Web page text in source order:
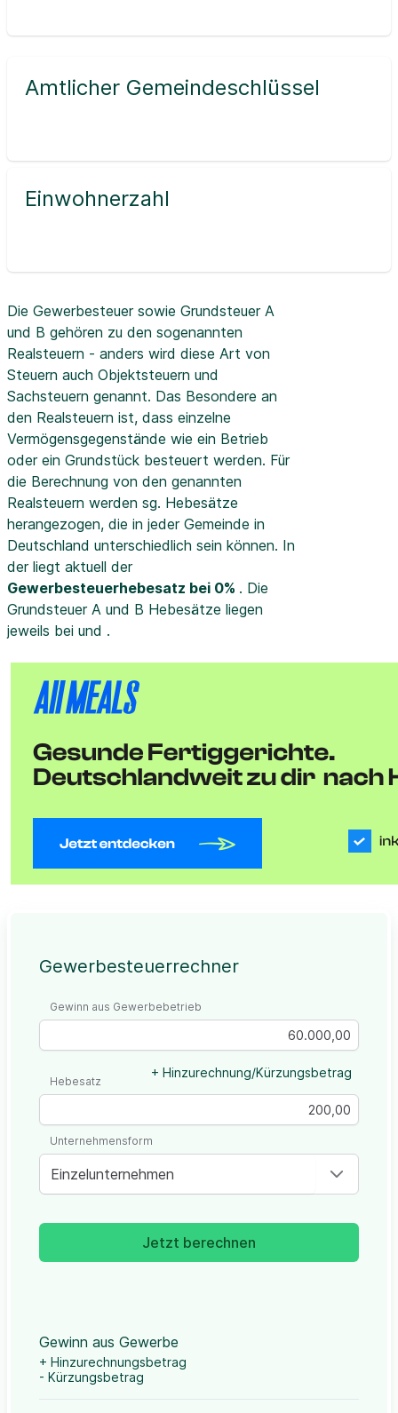
Amtlicher Gemeindeschlüssel
Einwohnerzahl
Die Gewerbesteuer sowie Grundsteuer A
und B gehören zu den sogenannten
Realsteuern - anders wird diese Art von
Steuern auch Objektsteuern und
Sachsteuern genannt. Das Besondere an
den Realsteuern ist, dass einzelne
Vermögensgegenstände wie ein Betrieb
oder ein Grundstück besteuert werden. Für
die Berechnung von den genannten
Realsteuern werden sg. Hebesätze
herangezogen, die in jeder Gemeinde in
Deutschland unterschiedlich sein können. In
der liegt aktuell der
Gewerbesteuerhebesatz bei 0% . Die
Grundsteuer A und B Hebesätze liegen
jeweils bei und .
Gewerbesteuerrechner
Gewinn aus Gewerbebetrieb
+ Hinzurechnung/Kürzungsbetrag
Hebesatz
Einzelunternehmen
Unternehmensform
Jetzt berechnen
Gewinn aus Gewerbe
+ Hinzurechnungsbetrag
- Kürzungsbetrag